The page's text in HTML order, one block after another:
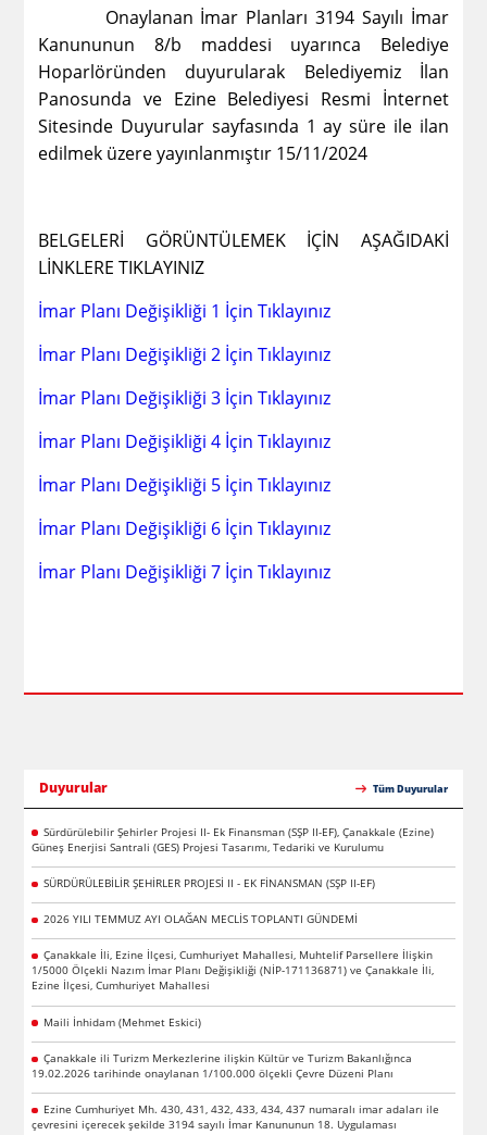
Onaylanan İmar Planları 3194 Sayılı İmar
Kanununun 8/b maddesi uyarınca Belediye
Hoparlöründen duyurularak Belediyemiz İlan
Panosunda ve Ezine Belediyesi Resmi İnternet
Sitesinde Duyurular sayfasında 1 ay süre ile ilan
edilmek üzere yayınlanmıştır 15/11/2024
BELGELERİ GÖRÜNTÜLEMEK İÇİN AŞAĞIDAKİ
LİNKLERE TIKLAYINIZ
İmar Planı Değişikliği 1 İçin Tıklayınız
İmar Planı Değişikliği 2 İçin Tıklayınız
İmar Planı Değişikliği 3 İçin Tıklayınız
İmar Planı Değişikliği 4 İçin Tıklayınız
İmar Planı Değişikliği 5 İçin Tıklayınız
İmar Planı Değişikliği 6 İçin Tıklayınız
İmar Planı Değişikliği 7 İçin Tıklayınız
Duyurular Tüm Duyurular
Sürdürülebilir Şehirler Projesi II- Ek Finansman (SŞP II-EF), Çanakkale (Ezine)
Güneş Enerjisi Santrali (GES) Projesi Tasarımı, Tedariki ve Kurulumu
SÜRDÜRÜLEBİLİR ŞEHİRLER PROJESİ II - EK FİNANSMAN (SŞP II-EF)
2026 YILI TEMMUZ AYI OLAĞAN MECLİS TOPLANTI GÜNDEMİ
Çanakkale İli, Ezine İlçesi, Cumhuriyet Mahallesi, Muhtelif Parsellere İlişkin
1/5000 Ölçekli Nazım İmar Planı Değişikliği (NİP-171136871) ve Çanakkale İli,
Ezine İlçesi, Cumhuriyet Mahallesi
Maili İnhidam (Mehmet Eskici)
Çanakkale ili Turizm Merkezlerine ilişkin Kültür ve Turizm Bakanlığınca
19.02.2026 tarihinde onaylanan 1/100.000 ölçekli Çevre Düzeni Planı
Ezine Cumhuriyet Mh. 430, 431, 432, 433, 434, 437 numaralı imar adaları ile
çevresini içerecek şekilde 3194 sayılı İmar Kanununun 18. Uygulaması